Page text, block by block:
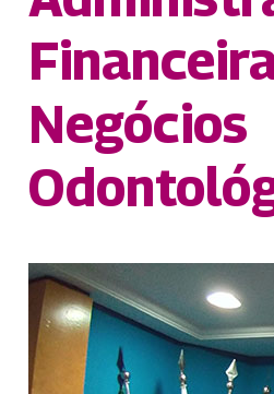
Negócios